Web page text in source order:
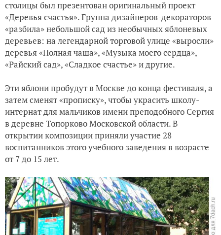
столицы был презентован оригинальный проект
«Деревья счастья». Группа дизайнеров-декораторов
«разбила» небольшой сад из необычных яблоневых
деревьев: на легендарной торговой улице «выросли»
деревья «Полная чаша», «Музыка моего сердца»,
«Райский сад», «Сладкое счастье» и другие.
Эти яблони пробудут в Москве до конца фестиваля, а
затем сменят «прописку», чтобы украсить школу-
интернат для мальчиков имени преподобного Сергия
в деревне Топорково Московской области. В
открытии композиции приняли участие 28
воспитанников этого учебного заведения в возрасте
от 7 до 15 лет.